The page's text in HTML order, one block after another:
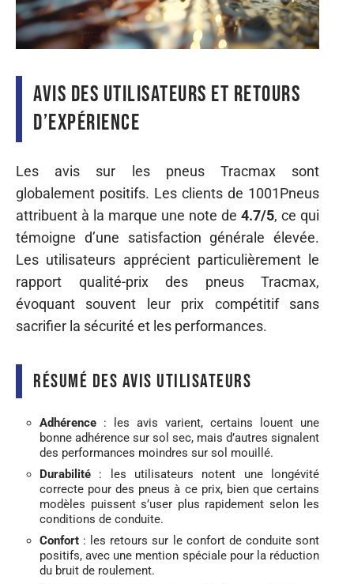
Avis des utilisateurs et retours
d’expérience
Les avis sur les pneus Tracmax sont
globalement positifs. Les clients de 1001Pneus
attribuent à la marque une note de 4.7/5, ce qui
témoigne d’une satisfaction générale élevée.
Les utilisateurs apprécient particulièrement le
rapport qualité-prix des pneus Tracmax,
évoquant souvent leur prix compétitif sans
sacrifier la sécurité et les performances.
Résumé des avis utilisateurs
Adhérence : les avis varient, certains louent une
bonne adhérence sur sol sec, mais d’autres signalent
des performances moindres sur sol mouillé.
Durabilité : les utilisateurs notent une longévité
correcte pour des pneus à ce prix, bien que certains
modèles puissent s’user plus rapidement selon les
conditions de conduite.
Confort : les retours sur le confort de conduite sont
positifs, avec une mention spéciale pour la réduction
du bruit de roulement.